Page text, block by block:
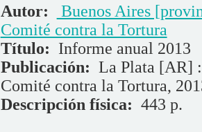
Autor:
Buenos Aires
Comité contra la Tortura
Título: Informe anual 2013
Publicación: La Plata [AR]
Comité contra la Tortura,
Descripción física: 443 p.